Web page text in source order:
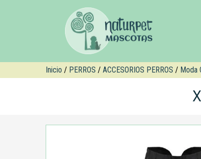
Inicio / PERROS / ACCESORIOS PERROS / Moda